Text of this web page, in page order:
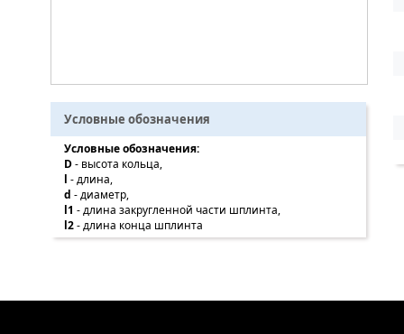
Условные обозначения
Условные обозначения:
D- высота кольца,
l - длина,
d - диаметр,
l1 - длина закругленной части шплинта,
l2- длина конца шплинта